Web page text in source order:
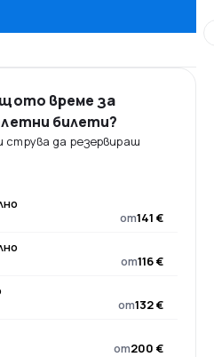
време за
билети?
струва да резервираш
от141 €
от116 €
от132 €
от200 €